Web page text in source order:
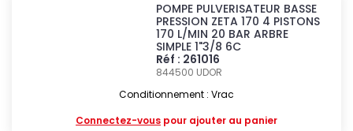
POMPE PULVERISATEUR BASSE
PRESSION ZETA 170 4 PISTONS
170 L/MIN 20 BAR ARBRE
SIMPLE 1"3/8 6C
Réf : 261016
844500 UDOR
Conditionnement : Vrac
Connectez-vous pour ajouter au panier